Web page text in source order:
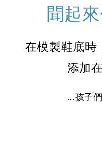
聞起
在模製鞋底時
添加
...孩子